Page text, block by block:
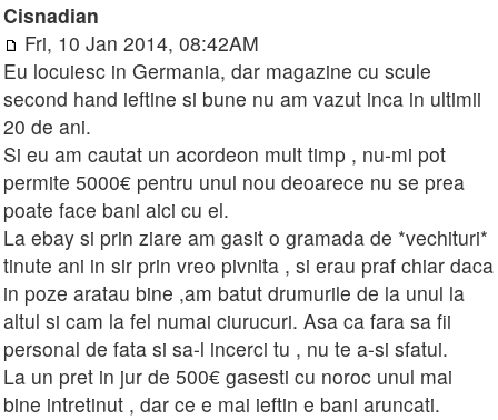
Cisnadian
Fri, 10 Jan 2014, 08:42AM
Eu locuiesc in Germania, dar magazine cu scule
second hand ieftine si bune nu am vazut inca in ultimii
20 de ani.
Si eu am cautat un acordeon mult timp , nu-mi pot
permite 5000€ pentru unul nou deoarece nu se prea
poate face bani aici cu el.
La ebay si prin ziare am gasit o gramada de *vechituri*
tinute ani in sir prin vreo pivnita , si erau praf chiar daca
in poze aratau bine ,am batut drumurile de la unul la
altul si cam la fel numai ciurucuri. Asa ca fara sa fii
personal de fata si sa-l incerci tu , nu te a-si sfatui.
La un pret in jur de 500€ gasesti cu noroc unul mai
bine intretinut , dar ce e mai ieftin e bani aruncati.